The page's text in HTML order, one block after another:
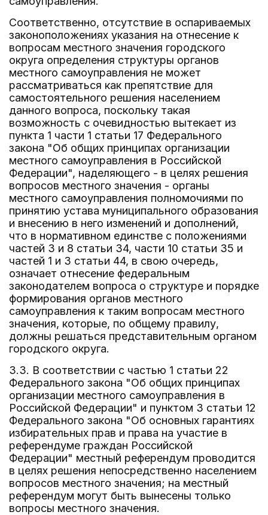
Соответственно, отсутствие в оспариваемых
законоположениях указания на отнесение к
вопросам местного значения городского
округа определения структуры органов
местного самоуправления не может
рассматриваться как препятствие для
самостоятельного решения населением
данного вопроса, поскольку такая
возможность с очевидностью вытекает из
пункта 1 части 1 статьи 17 Федерального
закона "Об общих принципах организации
местного самоуправления в Российской
Федерации", наделяющего - в целях решения
вопросов местного значения - органы
местного самоуправления полномочиями по
принятию устава муниципального образования
и внесению в него изменений и дополнений,
что в нормативном единстве с положениями
частей 3 и 8 статьи 34, части 10 статьи 35 и
частей 1 и 3 статьи 44, в свою очередь,
означает отнесение федеральным
законодателем вопроса о структуре и порядке
формирования органов местного
самоуправления к таким вопросам местного
значения, которые, по общему правилу,
должны решаться представительным органом
городского округа.
3.3. В соответствии с частью 1 статьи 22
Федерального закона "Об общих принципах
организации местного самоуправления в
Российской Федерации" и пунктом 3 статьи 12
Федерального закона "Об основных гарантиях
избирательных прав и права на участие в
референдуме граждан Российской
Федерации" местный референдум проводится
в целях решения непосредственно населением
вопросов местного значения; на местный
референдум могут быть вынесены только
вопросы местного значения.